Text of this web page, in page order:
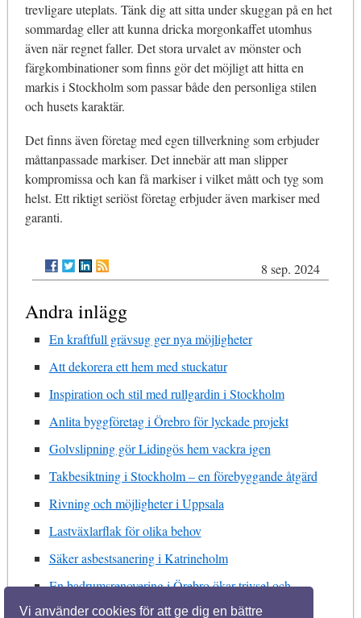
Vi använder cookies för att ge dig en bättre
trevligare uteplats. Tänk dig att sitta under skuggan på en het
sommardag eller att kunna dricka morgonkaffet utomhus
även när regnet faller. Det stora urvalet av mönster och
färgkombinationer som finns gör det möjligt att hitta en
markis i Stockholm som passar både den personliga stilen
och husets karaktär.
Det finns även företag med egen tillverkning som erbjuder
måttanpassade markiser. Det innebär att man slipper
kompromissa och kan få markiser i vilket mått och tyg som
helst. Ett riktigt seriöst företag erbjuder även markiser med
garanti.
8 sep. 2024
Andra inlägg
En kraftfull grävsug ger nya möjligheter
Att dekorera ett hem med stuckatur
Inspiration och stil med rullgardin i Stockholm
Anlita byggföretag i Örebro för lyckade projekt
Golvslipning gör Lidingös hem vackra igen
Takbesiktning i Stockholm – en förebyggande åtgärd
Rivning och möjligheter i Uppsala
Lastväxlarflak för olika behov
Säker asbestsanering i Katrineholm
En badrumsrenovering i Örebro ökar trivsel och
fastighetens värde